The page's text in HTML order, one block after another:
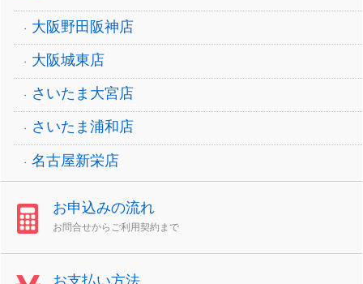
大阪野田阪神店
大阪城東店
さいたま大宮店
さいたま浦和店
名古屋新栄店
お申込みの流れ
お問合せからご利用契約まで
お支払い方法